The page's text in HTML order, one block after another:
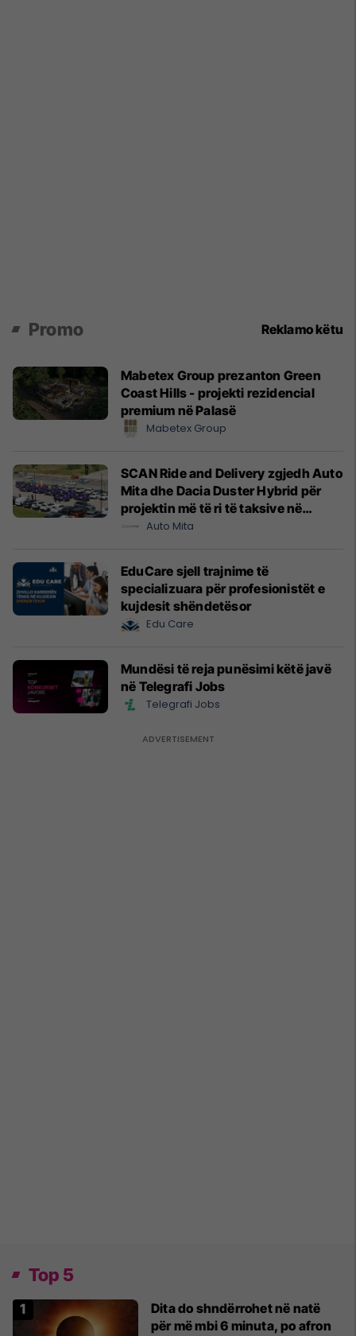
Promo Reklamo këtu
Mabetex Group prezanton Green
Coast Hills - projekti rezidencial
premium në Palasë
Mabetex Group
SCAN Ride and Delivery zgjedh Auto
Mita dhe Dacia Duster Hybrid për
projektin më të ri të taksive në
Prishtinë
Auto Mita
EduCare sjell trajnime të
specializuara për profesionistët e
kujdesit shëndetësor
Edu Care
Mundësi të reja punësimi këtë javë
në Telegrafi Jobs
Telegrafi Jobs
Top 5
Dita do shndërrohet në natë
për më mbi 6 minuta, po afron